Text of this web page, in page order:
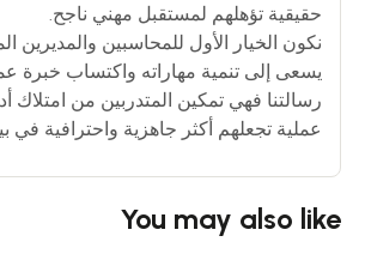
حقيقية تؤهلهم لمستقبل مهني ناجح.
نكون الخيار الأول للمحاسبين والمديرين
يسعى إلى تنمية مهاراته واكتساب خبرة
رسالتنا فهي تمكين المتدربين من امتلاك
عملية تجعلهم أكثر جاهزية واحترافية في
You may also like